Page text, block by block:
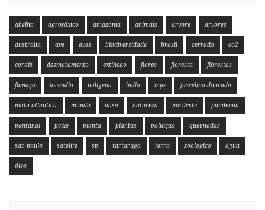
abelha agrotóxico amazonia animais arvore arvores
australia ave aves biodiversidade brasil cerrado co2
corais desmatamento extincao flores floresta florestas
fumaça incendio indigena indio inpe juscelino dourado
mata atlantica mundo nasa natureza nordeste pandemia
pantanal peixe planta plantas poluição queimadas
sao paulo satelite sp tartaruga terra zoologico água
óleo